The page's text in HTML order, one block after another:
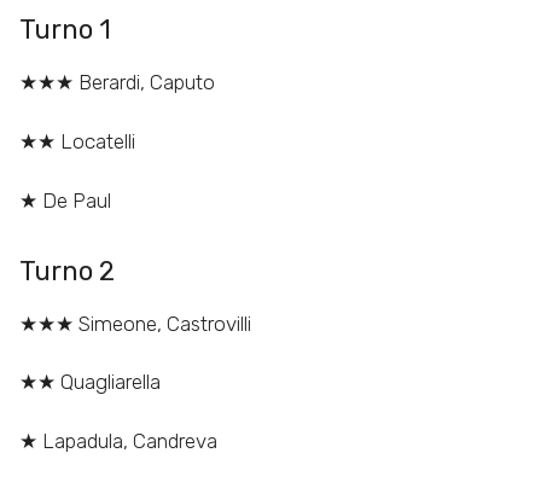
Turno 1
★★★ Berardi, Caputo
★★ Locatelli
★ De Paul
Turno 2
★★★ Simeone, Castrovilli
★★ Quagliarella
★ Lapadula, Candreva